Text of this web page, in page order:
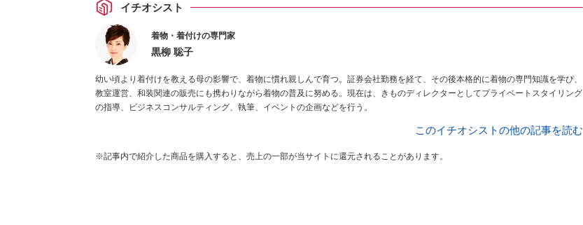
イチオシスト
着物・着付けの専門家
黒柳 聡子
幼い頃より着付けを教える母の影響で、着物に慣れ親しんで育つ。証券会社勤務を経て、その後本格的に着物の専門知識を学び、
教室運営、和装関連の販売にも携わりながら着物の普及に努める。現在は、きものディレクターとしてプライベートスタイリング
の指導、ビジネスコンサルティング、執筆、イベントの企画などを行う。
このイチオシストの他の記事を読む
※記事内で紹介した商品を購入すると、売上の一部が当サイトに還元されることがあります。